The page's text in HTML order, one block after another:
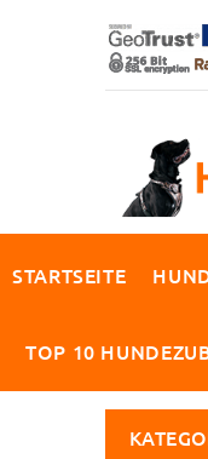
STARTSEITE
TOP 10